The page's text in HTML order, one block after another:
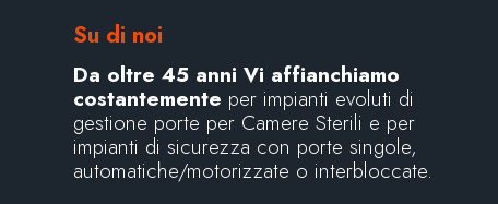
Su di noi
Da oltre 45 anni Vi affianchiamo
costantemente per impianti evoluti di
gestione porte per Camere Sterili e per
impianti di sicurezza con porte singole,
automatiche/motorizzate o interbloccate.